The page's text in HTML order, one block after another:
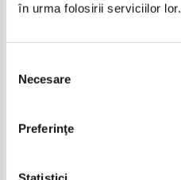
în urma folosirii serviciilor lor.
consimțământului
Necesare
Preferinţe
Pret:16,00Lei